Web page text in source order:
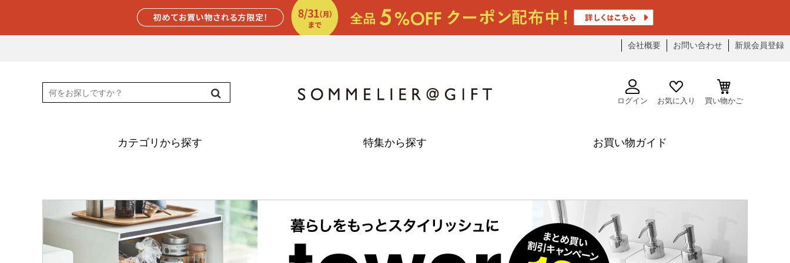
会社概要 お問い合わせ 新規会員登録
ログイン お気に入り 買い物かご
カテゴリから探す 特集から探す お買い物ガイド